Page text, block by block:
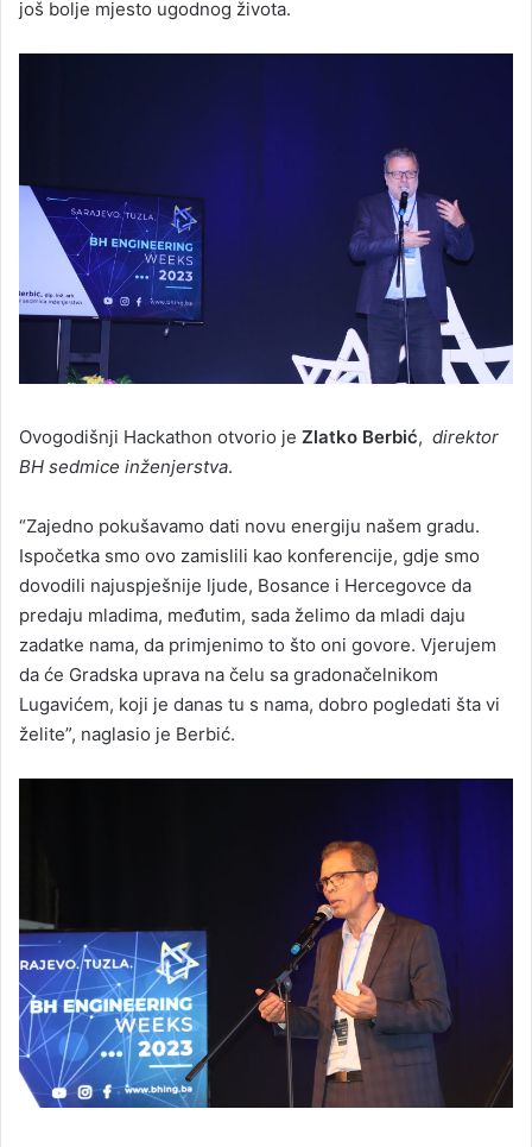
još bolje mjesto ugodnog života.
Ovogodišnji Hackathon otvorio je Zlatko Berbić, direktor
BH sedmice inženjerstva.
“Zajedno pokušavamo dati novu energiju našem gradu.
Ispočetka smo ovo zamislili kao konferencije, gdje smo
dovodili najuspješnije ljude, Bosance i Hercegovce da
predaju mladima, međutim, sada želimo da mladi daju
zadatke nama, da primjenimo to što oni govore. Vjerujem
da će Gradska uprava na čelu sa gradonačelnikom
Lugavićem, koji je danas tu s nama, dobro pogledati šta vi
želite”, naglasio je Berbić.